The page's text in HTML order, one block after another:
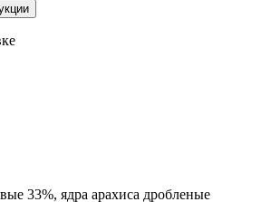
33%, ядра арахиса дробленые